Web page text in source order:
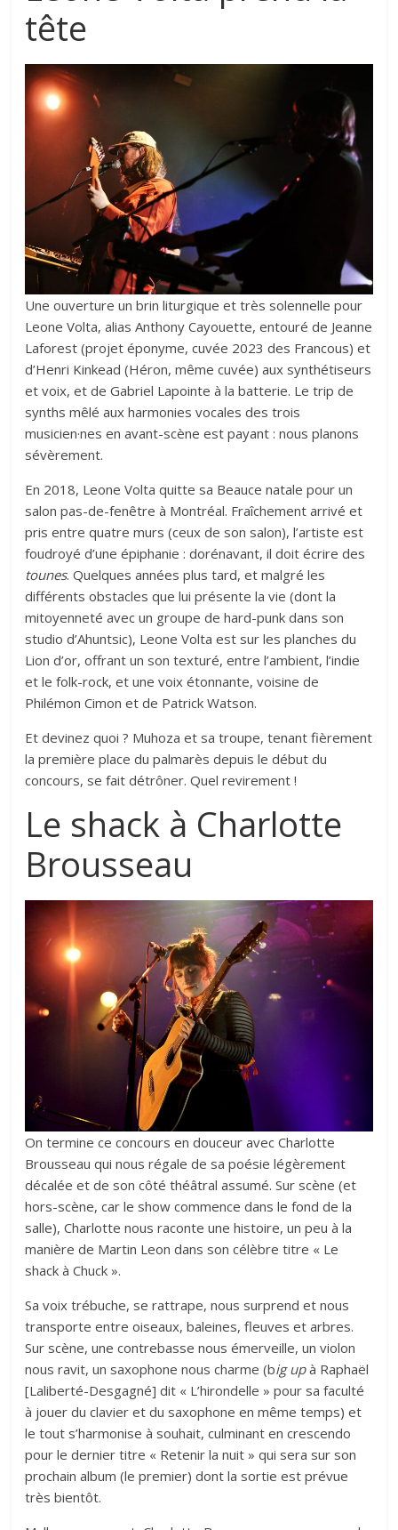
tête
Une ouverture un brin liturgique et très solennelle pour
Leone Volta, alias Anthony Cayouette, entouré de Jeanne
Laforest (projet éponyme, cuvée 2023 des Francous) et
d’Henri Kinkead (Héron, même cuvée) aux synthétiseurs
et voix, et de Gabriel Lapointe à la batterie. Le trip de
synths mêlé aux harmonies vocales des trois
musicien·nes en avant-scène est payant : nous planons
sévèrement.
En 2018, Leone Volta quitte sa Beauce natale pour un
salon pas-de-fenêtre à Montréal. Fraîchement arrivé et
pris entre quatre murs (ceux de son salon), l’artiste est
foudroyé d’une épiphanie : dorénavant, il doit écrire des
tounes. Quelques années plus tard, et malgré les
différents obstacles que lui présente la vie (dont la
mitoyenneté avec un groupe de hard-punk dans son
studio d’Ahuntsic), Leone Volta est sur les planches du
Lion d’or, offrant un son texturé, entre l’ambient, l’indie
et le folk-rock, et une voix étonnante, voisine de
Philémon Cimon et de Patrick Watson.
Et devinez quoi ? Muhoza et sa troupe, tenant fièrement
la première place du palmarès depuis le début du
concours, se fait détrôner. Quel revirement !
Le shack à Charlotte
Brousseau
On termine ce concours en douceur avec Charlotte
Brousseau qui nous régale de sa poésie légèrement
décalée et de son côté théâtral assumé. Sur scène (et
hors-scène, car le show commence dans le fond de la
salle), Charlotte nous raconte une histoire, un peu à la
manière de Martin Leon dans son célèbre titre « Le
shack à Chuck ».
Sa voix trébuche, se rattrape, nous surprend et nous
transporte entre oiseaux, baleines, fleuves et arbres.
Sur scène, une contrebasse nous émerveille, un violon
nous ravit, un saxophone nous charme (big upà Raphaël
[Laliberté-Desgagné] dit « L’hirondelle » pour sa faculté
à jouer du clavier et du saxophone en même temps) et
le tout s’harmonise à souhait, culminant en crescendo
pour le dernier titre « Retenir la nuit » qui sera sur son
prochain album (le premier) dont la sortie est prévue
très bientôt.